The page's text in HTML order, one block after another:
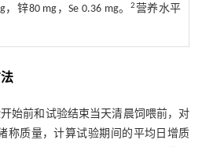
，锌80 mg，Se 0.36 mg。
2 营养水平
始前和试验结束当天清晨饲喂前，对
称质量，计算试验期间的平均日增质